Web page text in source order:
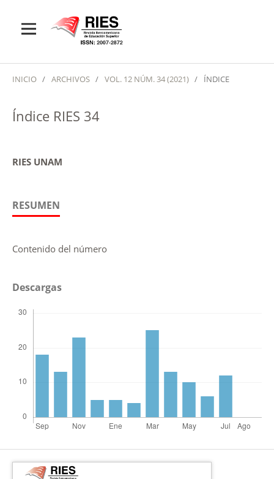
INICIO / ARCHIVOS / VOL. 12 NÚM. 34 (2021) / ÍNDICE
Índice RIES 34
RIES UNAM
RESUMEN
Contenido del número
Descargas